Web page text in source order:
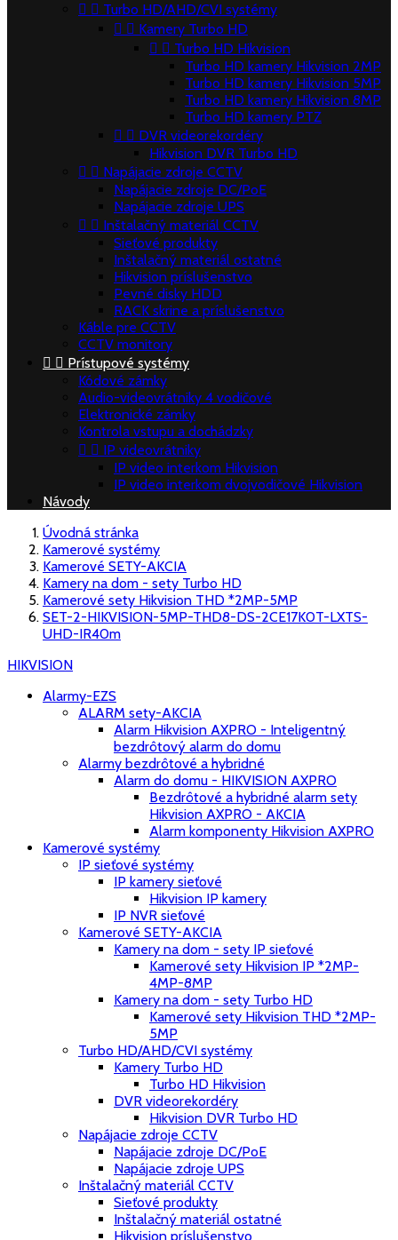
  Turbo HD/AHD/CVI systémy
  Kamery Turbo HD
  Turbo HD Hikvision
Turbo HD kamery Hikvision 2MP
Turbo HD kamery Hikvision 5MP
Turbo HD kamery Hikvision 8MP
Turbo HD kamery PTZ
  DVR videorekordéry
Hikvision DVR Turbo HD
  Napájacie zdroje CCTV
Napájacie zdroje DC/PoE
Napájacie zdroje UPS
  Inštalačný materiál CCTV
Sieťové produkty
Inštalačný materiál ostatné
Hikvision príslušenstvo
Pevné disky HDD
RACK skrine a príslušenstvo
Káble pre CCTV
CCTV monitory
  Prístupové systémy
Kódové zámky
Audio-videovrátniky 4 vodičové
Elektronické zámky
Kontrola vstupu a dochádzky
  IP videovrátniky
IP video interkom Hikvision
IP video interkom dvojvodičové Hikvision
Návody
Úvodná stránka
Kamerové systémy
Kamerové SETY-AKCIA
Kamery na dom - sety Turbo HD
Kamerové sety Hikvision THD *2MP-5MP
SET-2-HIKVISION-5MP-THD8-DS-2CE17K0T-LXTS-
UHD-IR40m
HIKVISION
Alarmy-EZS
ALARM sety-AKCIA
Alarm Hikvision AXPRO - Inteligentný
bezdrôtový alarm do domu
Alarmy bezdrôtové a hybridné
Alarm do domu - HIKVISION AXPRO
Bezdrôtové a hybridné alarm sety
Hikvision AXPRO - AKCIA
Alarm komponenty Hikvision AXPRO
Kamerové systémy
IP sieťové systémy
IP kamery sieťové
Hikvision IP kamery
IP NVR sieťové
Kamerové SETY-AKCIA
Kamery na dom - sety IP sieťové
Kamerové sety Hikvision IP *2MP-
4MP-8MP
Kamery na dom - sety Turbo HD
Kamerové sety Hikvision THD *2MP-
5MP
Turbo HD/AHD/CVI systémy
Kamery Turbo HD
Turbo HD Hikvision
DVR videorekordéry
Hikvision DVR Turbo HD
Napájacie zdroje CCTV
Napájacie zdroje DC/PoE
Napájacie zdroje UPS
Inštalačný materiál CCTV
Sieťové produkty
Inštalačný materiál ostatné
Hikvision príslušenstvo